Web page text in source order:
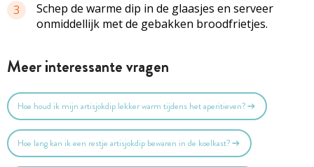
3
Schep de warme dip in de glaasjes en serveer
onmiddellijk met de gebakken broodfrietjes.
Meer interessante vragen
Hoe houd ik mijn artisjokdip lekker warm tijdens het aperitieven?
Hoe lang kan ik een restje artisjokdip bewaren in de koelkast?